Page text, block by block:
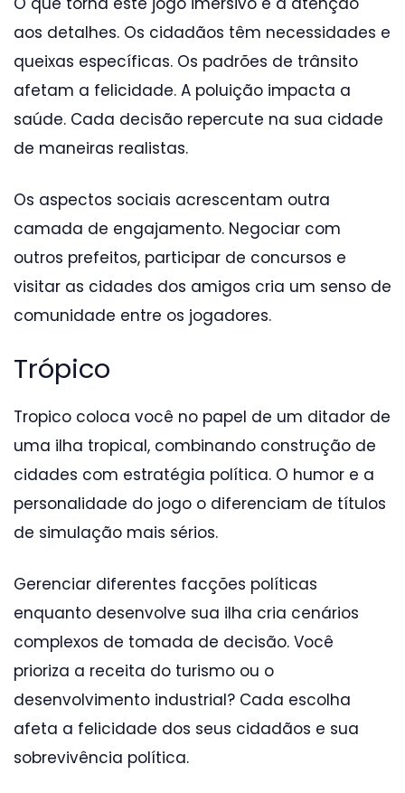
aos detalhes. Os cidadãos têm necessidades e
queixas específicas. Os padrões de trânsito
afetam a felicidade. A poluição impacta a
saúde. Cada decisão repercute na sua cidade
de maneiras realistas.
Os aspectos sociais acrescentam outra
camada de engajamento. Negociar com
outros prefeitos, participar de concursos e
visitar as cidades dos amigos cria um senso de
comunidade entre os jogadores.
Trópico
Tropico coloca você no papel de um ditador de
uma ilha tropical, combinando construção de
cidades com estratégia política. O humor e a
personalidade do jogo o diferenciam de títulos
de simulação mais sérios.
Gerenciar diferentes facções políticas
enquanto desenvolve sua ilha cria cenários
complexos de tomada de decisão. Você
prioriza a receita do turismo ou o
desenvolvimento industrial? Cada escolha
afeta a felicidade dos seus cidadãos e sua
sobrevivência política.